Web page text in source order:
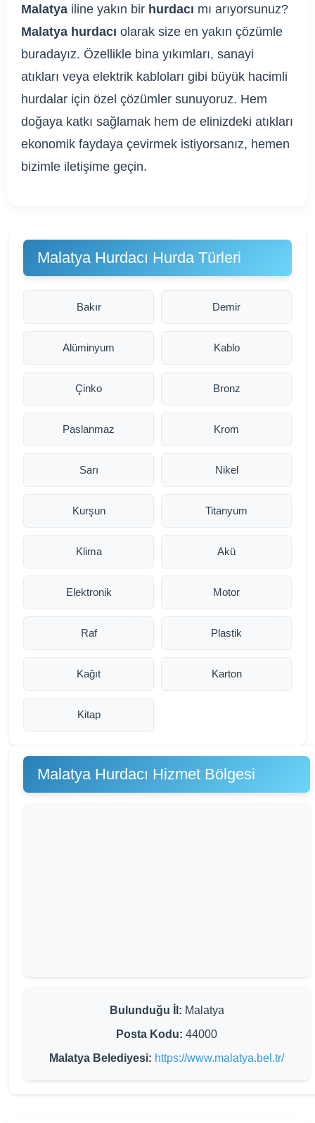
Malatya iline yakın bir hurdacı mı arıyorsunuz?
Malatya hurdacı olarak size en yakın çözümle
buradayız. Özellikle bina yıkımları, sanayi
atıkları veya elektrik kabloları gibi büyük hacimli
hurdalar için özel çözümler sunuyoruz. Hem
doğaya katkı sağlamak hem de elinizdeki atıkları
ekonomik faydaya çevirmek istiyorsanız, hemen
bizimle iletişime geçin.
Malatya Hurdacı Hurda Türleri
Bakır Demir
Alüminyum Kablo
Çinko Bronz
Paslanmaz Krom
Sarı Nikel
Kurşun Titanyum
Klima Akü
Elektronik Motor
Raf Plastik
Kağıt Karton
Kitap
Malatya Hurdacı Hizmet Bölgesi
Bulunduğu İl: Malatya
Posta Kodu: 44000
Malatya Belediyesi: https://www.malatya.bel.tr/